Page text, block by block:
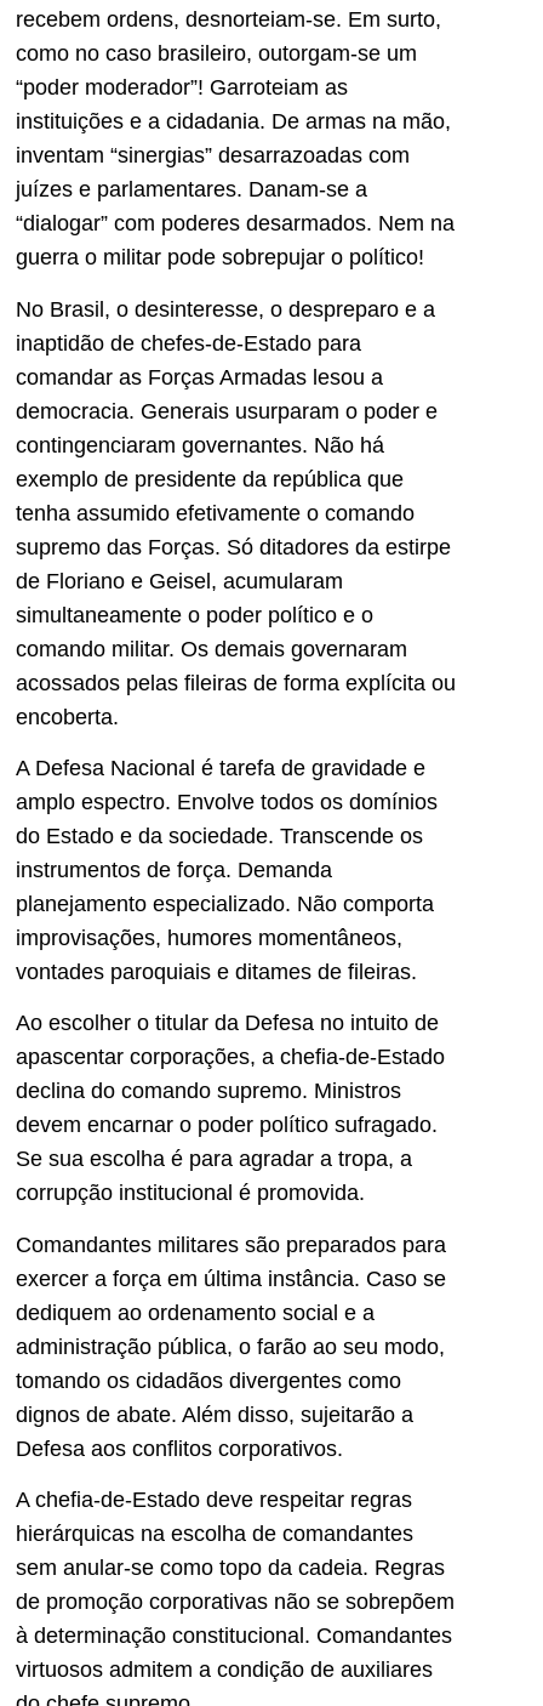
recebem ordens, desnorteiam-se. Em surto,
como no caso brasileiro, outorgam-se um
“poder moderador”! Garroteiam as
instituições e a cidadania. De armas na mão,
inventam “sinergias” desarrazoadas com
juízes e parlamentares. Danam-se a
“dialogar” com poderes desarmados. Nem na
guerra o militar pode sobrepujar o político!
No Brasil, o desinteresse, o despreparo e a
inaptidão de chefes-de-Estado para
comandar as Forças Armadas lesou a
democracia. Generais usurparam o poder e
contingenciaram governantes. Não há
exemplo de presidente da república que
tenha assumido efetivamente o comando
supremo das Forças. Só ditadores da estirpe
de Floriano e Geisel, acumularam
simultaneamente o poder político e o
comando militar. Os demais governaram
acossados pelas fileiras de forma explícita ou
encoberta.
A Defesa Nacional é tarefa de gravidade e
amplo espectro. Envolve todos os domínios
do Estado e da sociedade. Transcende os
instrumentos de força. Demanda
planejamento especializado. Não comporta
improvisações, humores momentâneos,
vontades paroquiais e ditames de fileiras.
Ao escolher o titular da Defesa no intuito de
apascentar corporações, a chefia-de-Estado
declina do comando supremo. Ministros
devem encarnar o poder político sufragado.
Se sua escolha é para agradar a tropa, a
corrupção institucional é promovida.
Comandantes militares são preparados para
exercer a força em última instância. Caso se
dediquem ao ordenamento social e a
administração pública, o farão ao seu modo,
tomando os cidadãos divergentes como
dignos de abate. Além disso, sujeitarão a
Defesa aos conflitos corporativos.
A chefia-de-Estado deve respeitar regras
hierárquicas na escolha de comandantes
sem anular-se como topo da cadeia. Regras
de promoção corporativas não se sobrepõem
à determinação constitucional. Comandantes
virtuosos admitem a condição de auxiliares